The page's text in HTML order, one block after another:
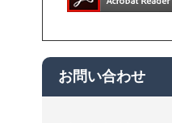
お問い合わせ